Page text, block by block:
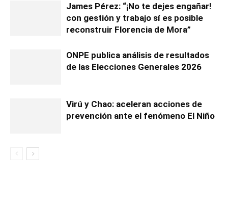
James Pérez: “¡No te dejes engañar!
con gestión y trabajo sí es posible
reconstruir Florencia de Mora”
ONPE publica análisis de resultados
de las Elecciones Generales 2026
Virú y Chao: aceleran acciones de
prevención ante el fenómeno El Niño